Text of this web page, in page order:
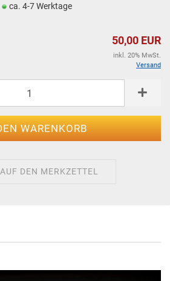
ca. 4-7 Werktage
50,00 EUR
inkl. 20% MwSt.
Versand
AUF DEN MERKZETTEL